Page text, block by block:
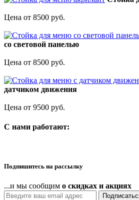
Цена от 8500 руб.
со световой панелью
Цена от 8500 руб.
датчиком движения
Цена от 9500 руб.
C нами работают:
Подпишитесь на рассылку
...и мы сообщим о скидках и акциях